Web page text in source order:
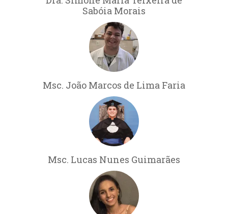
Sabóia Morais
Msc. João Marcos de Lima Faria
Msc. Lucas Nunes Guimarães